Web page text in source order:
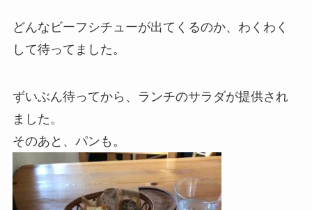
どんなビーフシチューが出てくるのか、わくわく
して待ってました。
ずいぶん待ってから、ランチのサラダが提供され
ました。
そのあと、パンも。